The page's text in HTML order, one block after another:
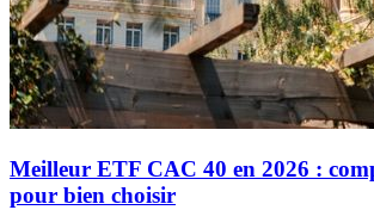
Meilleur ETF CAC 40 en 2026 :
pour bien choisir